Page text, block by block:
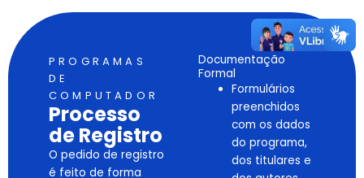
PROGRAMAS
DE
COMPUTADOR
Processo
de Registro
O pedido de registro
é feito de forma
Documentação
Formal
Formulários
preenchidos
com os dados
do programa,
dos titulares e